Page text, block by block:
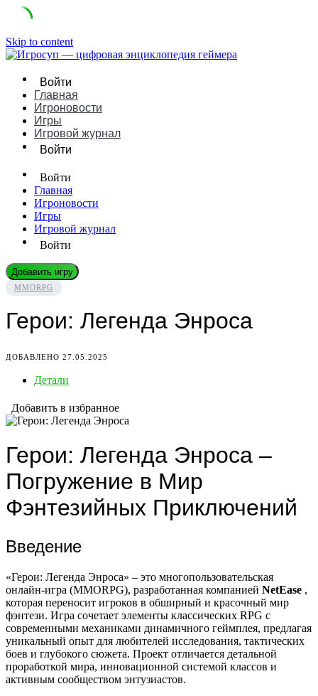
Skip to content
Войти
Главная
Игроновости
Игры
Игровой журнал
Войти
Войти
Главная
Игроновости
Игры
Игровой журнал
Войти
Добавить игру
MMORPG
Герои: Легенда Энроса
ДОБАВЛЕНО 27.05.2025
Детали
Добавить в избранное
Герои: Легенда Энроса –
Погружение в Мир
Фэнтезийных Приключений
Введение
«Герои: Легенда Энроса» – это многопользовательская
онлайн-игра (MMORPG), разработанная компанией NetEase ,
которая переносит игроков в обширный и красочный мир
фэнтези. Игра сочетает элементы классических RPG с
современными механиками динамичного геймплея, предлагая
уникальный опыт для любителей исследования, тактических
боев и глубокого сюжета. Проект отличается детальной
проработкой мира, инновационной системой классов и
активным сообществом энтузиастов.